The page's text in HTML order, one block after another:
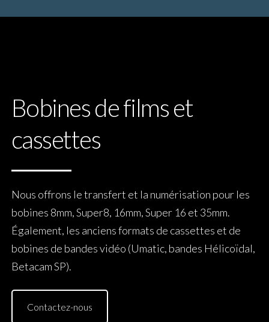
Bobines de films et
cassettes
Nous offrons le transfert et la numérisation pour les
bobines 8mm, Super8, 16mm, Super 16 et 35mm.
Également, les anciens formats de cassettes et de
bobines de bandes vidéo (Umatic, bandes Hélicoïdal,
Betacam SP).
Contactez-nous